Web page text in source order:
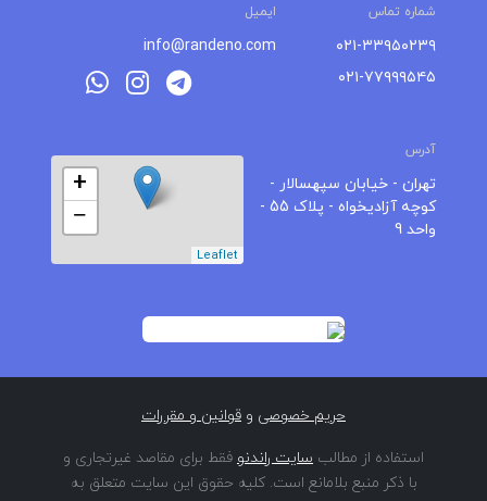
شماره تماس ایمیل
۰۲۱-۳۳۹۵۰۲۳۹
۰۲۱-۷۷۹۹۹۵۴۵
info@randeno.com
آدرس
تهران - خیابان سپهسالار -
کوچه آزادیخواه - پلاک 55 -
واحد 9
+
−
Leaflet
حریم خصوصی و قوانین و مقررات
استفاده از مطالب سایت راندنو فقط برای مقاصد غیرتجاری و
با ذکر منبع بلامانع است. کلیه حقوق این سایت متعلق به